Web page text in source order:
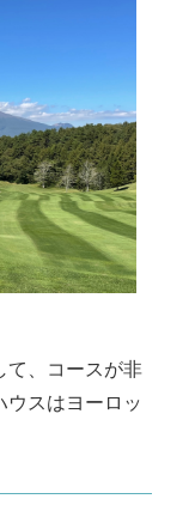
て、コースが非
ウスはヨーロッ